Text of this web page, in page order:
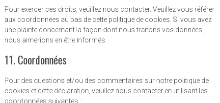
Pour exercer ces droits, veuillez nous contacter. Veuillez vous référer
aux coordonnées au bas de cette politique de cookies. Si vous avez
une plainte concernant la façon dont nous traitons vos données,
nous aimerions en être informés.
11. Coordonnées
Pour des questions et/ou des commentaires sur notre politique de
cookies et cette déclaration, veuillez nous contacter en utilisant les
coordonnées suivantes :